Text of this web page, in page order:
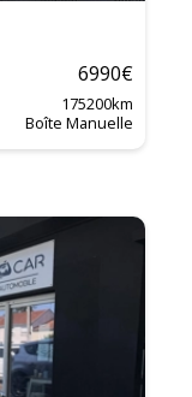
6990€
175200km
Boîte Manuelle